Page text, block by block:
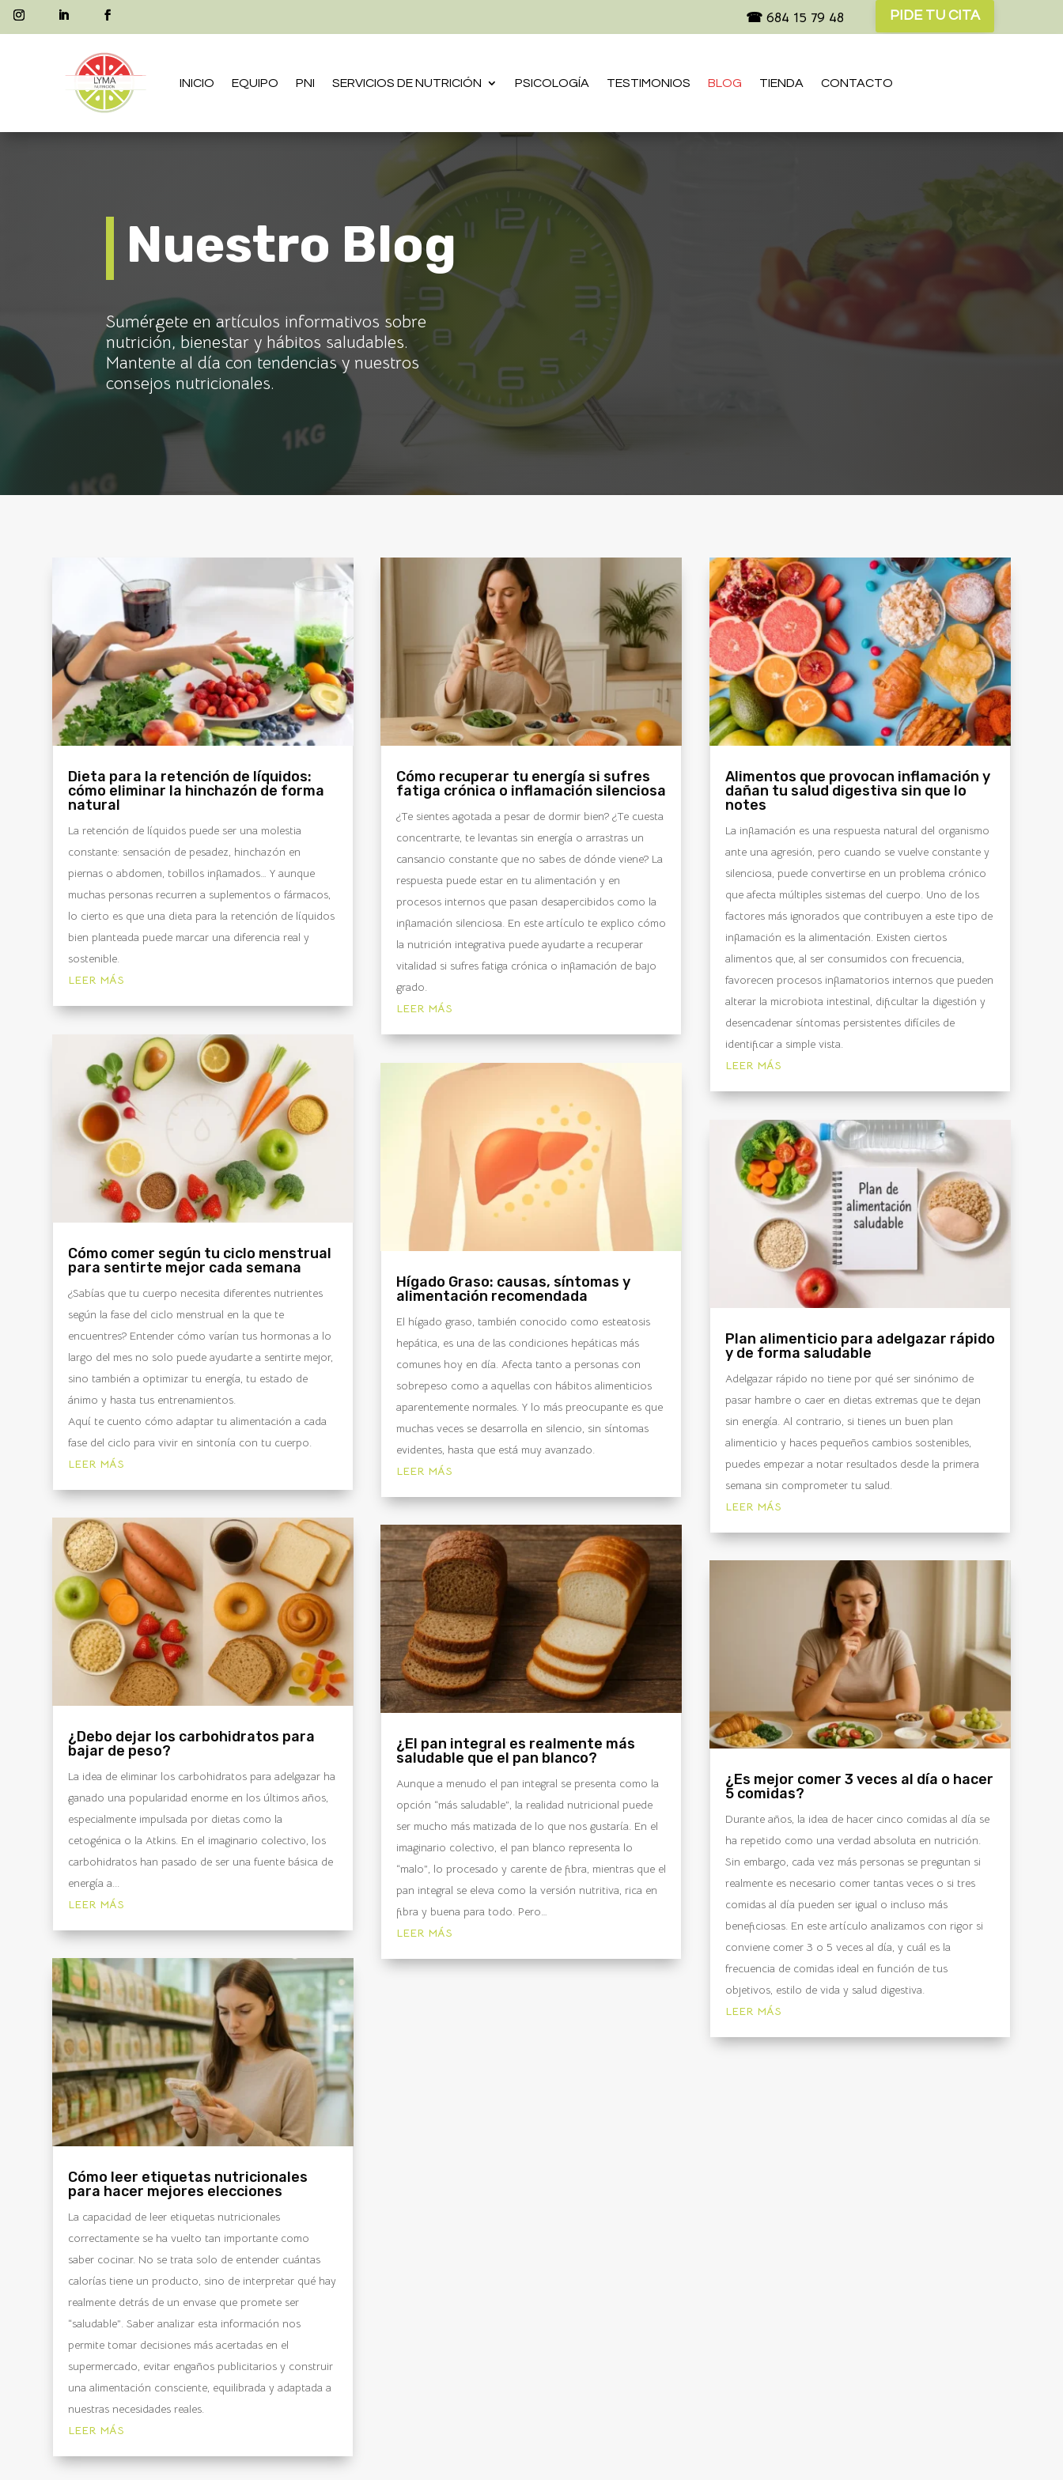
☎ 684 15 79 48 PIDE TU CITA
INICIO EQUIPO PNI SERVICIOS DE NUTRICIÓN PSICOLOGÍA TESTIMONIOS BLOG TIENDA CONTACTO
Nuestro Blog
Sumérgete en artículos informativos sobre
nutrición, bienestar y hábitos saludables.
Mantente al día con tendencias y nuestros
consejos nutricionales.
Dieta para la retención de líquidos:
cómo eliminar la hinchazón de forma
natural
La retención de líquidos puede ser una molestia
constante: sensación de pesadez, hinchazón en
piernas o abdomen, tobillos inflamados… Y aunque
muchas personas recurren a suplementos o fármacos,
lo cierto es que una dieta para la retención de líquidos
bien planteada puede marcar una diferencia real y
sostenible.
LEER MÁS
Cómo comer según tu ciclo menstrual
para sentirte mejor cada semana
¿Sabías que tu cuerpo necesita diferentes nutrientes
según la fase del ciclo menstrual en la que te
encuentres? Entender cómo varían tus hormonas a lo
largo del mes no solo puede ayudarte a sentirte mejor,
sino también a optimizar tu energía, tu estado de
ánimo y hasta tus entrenamientos.
Aquí te cuento cómo adaptar tu alimentación a cada
fase del ciclo para vivir en sintonía con tu cuerpo.
LEER MÁS
¿Debo dejar los carbohidratos para
bajar de peso?
La idea de eliminar los carbohidratos para adelgazar ha
ganado una popularidad enorme en los últimos años,
especialmente impulsada por dietas como la
cetogénica o la Atkins. En el imaginario colectivo, los
carbohidratos han pasado de ser una fuente básica de
energía a...
LEER MÁS
Cómo leer etiquetas nutricionales
para hacer mejores elecciones
La capacidad de leer etiquetas nutricionales
correctamente se ha vuelto tan importante como
saber cocinar. No se trata solo de entender cuántas
calorías tiene un producto, sino de interpretar qué hay
realmente detrás de un envase que promete ser
“saludable”. Saber analizar esta información nos
permite tomar decisiones más acertadas en el
supermercado, evitar engaños publicitarios y construir
una alimentación consciente, equilibrada y adaptada a
nuestras necesidades reales.
LEER MÁS
Cómo recuperar tu energía si sufres
fatiga crónica o inflamación silenciosa
¿Te sientes agotada a pesar de dormir bien? ¿Te cuesta
concentrarte, te levantas sin energía o arrastras un
cansancio constante que no sabes de dónde viene? La
respuesta puede estar en tu alimentación y en
procesos internos que pasan desapercibidos como la
inflamación silenciosa. En este artículo te explico cómo
la nutrición integrativa puede ayudarte a recuperar
vitalidad si sufres fatiga crónica o inflamación de bajo
grado.
LEER MÁS
Hígado Graso: causas, síntomas y
alimentación recomendada
El hígado graso, también conocido como esteatosis
hepática, es una de las condiciones hepáticas más
comunes hoy en día. Afecta tanto a personas con
sobrepeso como a aquellas con hábitos alimenticios
aparentemente normales. Y lo más preocupante es que
muchas veces se desarrolla en silencio, sin síntomas
evidentes, hasta que está muy avanzado.
LEER MÁS
¿El pan integral es realmente más
saludable que el pan blanco?
Aunque a menudo el pan integral se presenta como la
opción “más saludable”, la realidad nutricional puede
ser mucho más matizada de lo que nos gustaría. En el
imaginario colectivo, el pan blanco representa lo
“malo”, lo procesado y carente de fibra, mientras que el
pan integral se eleva como la versión nutritiva, rica en
fibra y buena para todo. Pero…
LEER MÁS
Alimentos que provocan inflamación y
dañan tu salud digestiva sin que lo
notes
La inflamación es una respuesta natural del organismo
ante una agresión, pero cuando se vuelve constante y
silenciosa, puede convertirse en un problema crónico
que afecta múltiples sistemas del cuerpo. Uno de los
factores más ignorados que contribuyen a este tipo de
inflamación es la alimentación. Existen ciertos
alimentos que, al ser consumidos con frecuencia,
favorecen procesos inflamatorios internos que pueden
alterar la microbiota intestinal, dificultar la digestión y
desencadenar síntomas persistentes difíciles de
identificar a simple vista.
LEER MÁS
Plan alimenticio para adelgazar rápido
y de forma saludable
Adelgazar rápido no tiene por qué ser sinónimo de
pasar hambre o caer en dietas extremas que te dejan
sin energía. Al contrario, si tienes un buen plan
alimenticio y haces pequeños cambios sostenibles,
puedes empezar a notar resultados desde la primera
semana sin comprometer tu salud.
LEER MÁS
¿Es mejor comer 3 veces al día o hacer
5 comidas?
Durante años, la idea de hacer cinco comidas al día se
ha repetido como una verdad absoluta en nutrición.
Sin embargo, cada vez más personas se preguntan si
realmente es necesario comer tantas veces o si tres
comidas al día pueden ser igual o incluso más
beneficiosas. En este artículo analizamos con rigor si
conviene comer 3 o 5 veces al día, y cuál es la
frecuencia de comidas ideal en función de tus
objetivos, estilo de vida y salud digestiva.
LEER MÁS